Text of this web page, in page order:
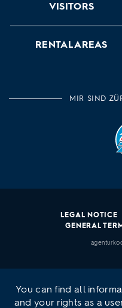
VISITORS
RENTAL AREAS
MIR SIND
LEGAL NOTICE
GENERAL
You can find all
and your rights as a